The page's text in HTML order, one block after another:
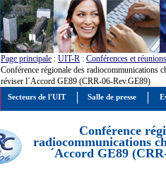
Page principale : UIT-R : Conférences et réunions
Conférence régionale des radiocommunications
réviser l´Accord GE89 (CRR-06-Rev.GE89)
Conférence
radiocommunications
´Accord GE89
Secteurs de l'UIT Salle de presse